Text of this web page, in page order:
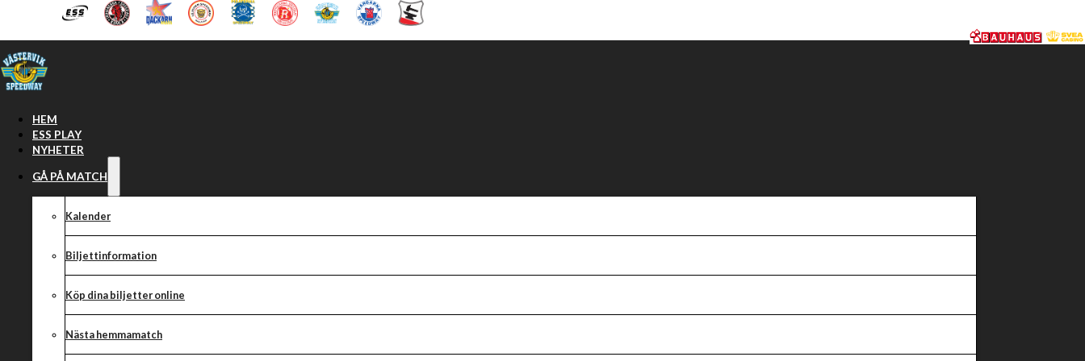
Hoppa till huvudinnehåll Hoppa till sidfot
HEM
ESS PLAY
NYHETER
GÅ PÅ MATCH
Kalender
Biljettinformation
Köp dina biljetter online
Nästa hemmamatch
HEMMAMATCHER HEJLA